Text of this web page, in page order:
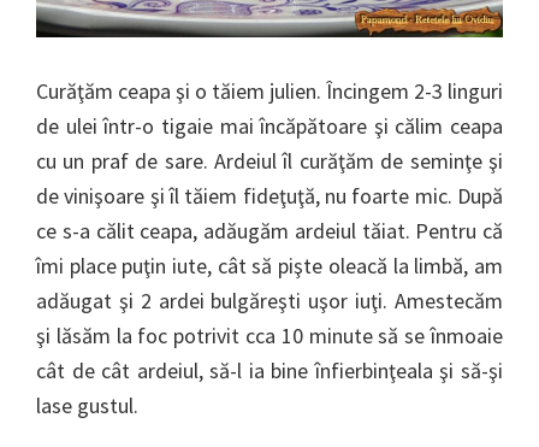
Curăţăm ceapa şi o tăiem julien. Încingem 2-3 linguri
de ulei într-o tigaie mai încăpătoare şi călim ceapa
cu un praf de sare. Ardeiul îl curăţăm de seminţe şi
de vinişoare şi îl tăiem fideţuţă, nu foarte mic. După
ce s-a călit ceapa, adăugăm ardeiul tăiat. Pentru că
îmi place puţin iute, cât să pişte oleacă la limbă, am
adăugat şi 2 ardei bulgăreşti uşor iuţi. Amestecăm
şi lăsăm la foc potrivit cca 10 minute să se înmoaie
cât de cât ardeiul, să-l ia bine înfierbinţeala şi să-şi
lase gustul.